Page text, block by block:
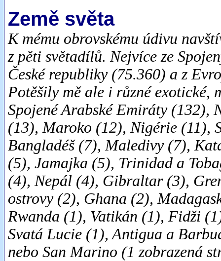
Země světa
K mému obrovskému údivu
z pěti světadílů. Nejvíce ze
České republiky (75.360) a z
Potěšily mě ale i různé exotické,
Spojené Arabské Emiráty
(13), Maroko (12), Nigérie (11),
Bangladéš (7), Maledivy (7),
(5), Jamajka (5), Trinidad a
(4), Nepál (4), Gibraltar (3),
ostrovy (2), Ghana (2),
Rwanda (1), Vatikán (1), Fidži
Svatá Lucie (1), Antigua a
nebo San Marino (1 zobrazená